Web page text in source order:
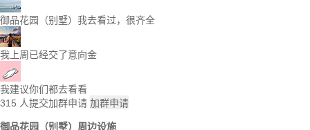
御品花园（别墅）我去看过，很齐全
我上周已经交了意向金
我建议你们都去看看
315 人提交加群申请 加群申请
御品花园（别墅）周边设施